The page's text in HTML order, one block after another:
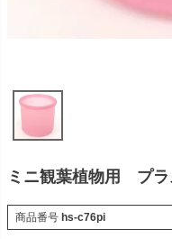
ミニ観葉植物用 プラ
商品番号 hs-c76pi